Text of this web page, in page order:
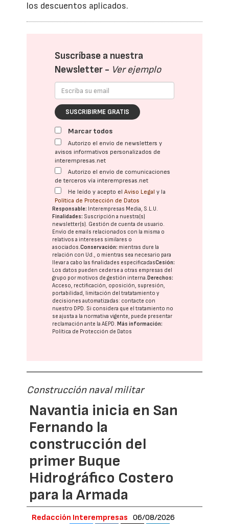
los descuentos aplicados.
Suscríbase a nuestra
Newsletter - Ver ejemplo
SUSCRIBIRME GRATIS
Marcar todos
Autorizo el envío de newsletters y
avisos informativos personalizados de
interempresas.net
Autorizo el envío de comunicaciones
de terceros vía interempresas.net
He leído y acepto elAviso Legal y la
Política de Protección de Datos
Responsable: Interempresas Media, S.L.U.
Finalidades: Suscripción a nuestra(s)
newsletter(s). Gestión de cuenta de usuario.
Envío de emails relacionados con la misma o
relativos a intereses similares o
asociados.Conservación: mientras dure la
relación con Ud., o mientras sea necesario para
llevar a cabo las finalidades especificadasCesión:
Los datos pueden cederse a otras empresas del
grupo por motivos de gestión interna. Derechos:
Acceso, rectificación, oposición, supresión,
portabilidad, limitación del tratatamiento y
decisiones automatizadas: contacte con
nuestro DPD. Si considera que el tratamiento no
se ajusta a la normativa vigente, puede presentar
reclamación ante laAEPD. Más información:
Política de Protección de Datos
Construcción naval militar
Navantia inicia en San
Fernando la
construcción del
primer Buque
Hidrográfico Costero
para la Armada
Redacción Interempresas 06/08/2026